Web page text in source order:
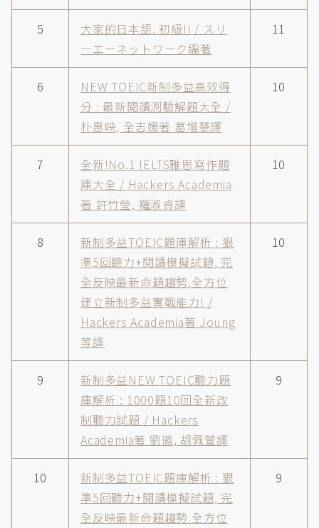
5
大家的日本語. 初級II / スリ
ーエーネットワーク編著
11
6
NEW TOEIC新制多益高效得
分 : 最新閱讀測驗解題大全 /
朴惠映, 全志媛著 葛增慧譯
10
7
全新!No.1 IELTS雅思寫作題
庫大全 / Hackers Academia
著 許竹瑩, 羅淑貞譯
10
8
新制多益TOEIC題庫解析 : 狠
準5回聽力+閱讀模擬試題, 完
全反映最新命題趨勢.全方位
建立新制多益實戰能力! /
Hackers Academia著 Joung
等譯
10
9
新制多益NEW TOEIC聽力題
庫解析 : 1000題10回全新改
制聽力試題 / Hackers
Academia著 劉徽, 胡佩萱譯
9
10
新制多益TOEIC題庫解析 : 狠
準5回聽力+閱讀模擬試題, 完
全反映最新命題趨勢.全方位
9